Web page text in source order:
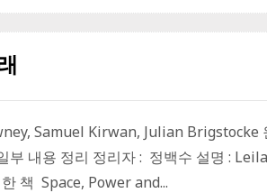
Samuel Kirwan, Julian
부 내용 정리 정리자 : 정백수 설명 :
책 Space, Power and...